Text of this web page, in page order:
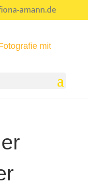
amann.de